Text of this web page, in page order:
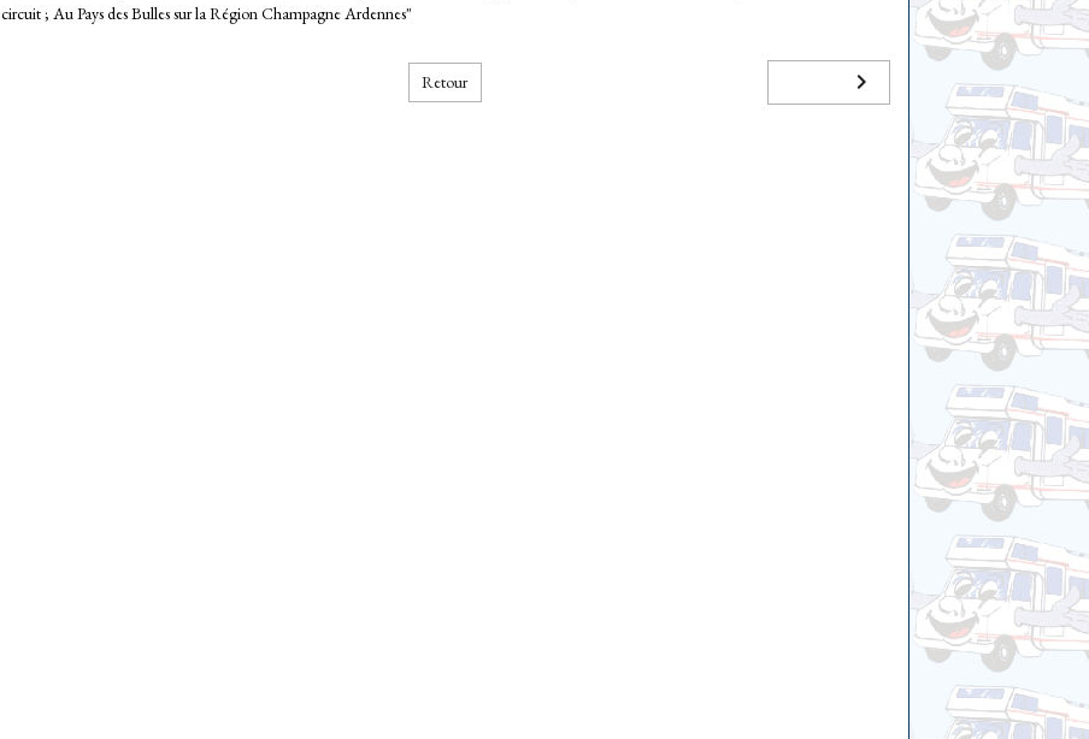
circuit ; Au Pays des Bulles sur la Région Champagne Ardennes"
Retour